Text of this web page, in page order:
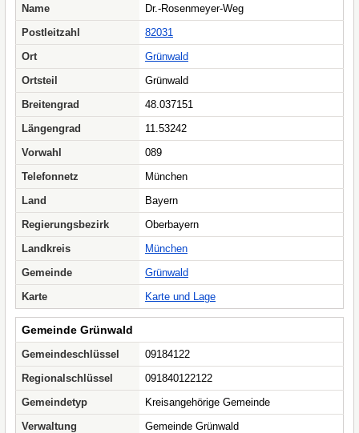
Name
Dr.-Rosenmeyer-Weg
Postleitzahl
82031
Ort
Grünwald
Ortsteil
Grünwald
Breitengrad
48.037151
Längengrad
11.53242
Vorwahl
089
Telefonnetz
München
Land
Bayern
Regierungsbezirk
Oberbayern
Landkreis
München
Gemeinde
Grünwald
Karte
Karte und Lage
Gemeinde Grünwald
Gemeindeschlüssel
09184122
Regionalschlüssel
091840122122
Gemeindetyp
Kreisangehörige Gemeinde
Verwaltung
Gemeinde Grünwald